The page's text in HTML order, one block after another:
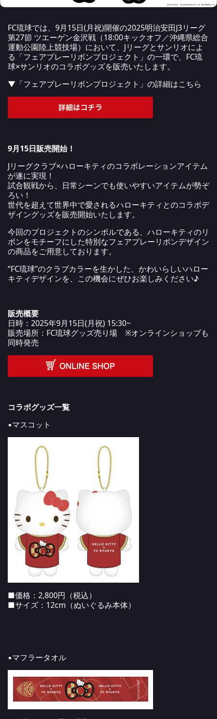
FC琉球では、9月15日(月祝)開催の2025明治安田J3リーグ
第27節 ツエーゲン金沢戦（18:00キックオフ／沖縄県総合
運動公園陸上競技場）において、Jリーグとサンリオによ
る「フェアプレーリボンプロジェクト」の一環で、FC琉
球×サンリオのコラボグッズを販売いたします。
▼「フェアプレーリボンプロジェクト」の詳細はこちら
9月15日販売開始！
Jリーグクラブ×ハローキティのコラボレーションアイテム
が遂に実現！
試合観戦から、日常シーンでも使いやすいアイテムが勢ぞ
ろい！
世代を超えて世界中で愛されるハローキティとのコラボデ
ザイングッズを販売開始いたします。
今回のプロジェクトのシンボルである、ハローキティのリ
ボンをモチーフにした特別なフェアプレーリボンデザイン
の商品をご用意しております。
“FC琉球”のクラブカラーを生かした、かわいらしいハロー
キティデザインを、この機会にぜひお楽しみください♪
販売概要
日時：2025年9月15日(月祝) 15:30~
販売場所：FC琉球グッズ売り場 ※オンラインショップも
同時発売
コラボグッズ一覧
▪️マスコット
■価格：2,800円（税込）
■サイズ：12cm（ぬいぐるみ本体）
▪️マフラータオル